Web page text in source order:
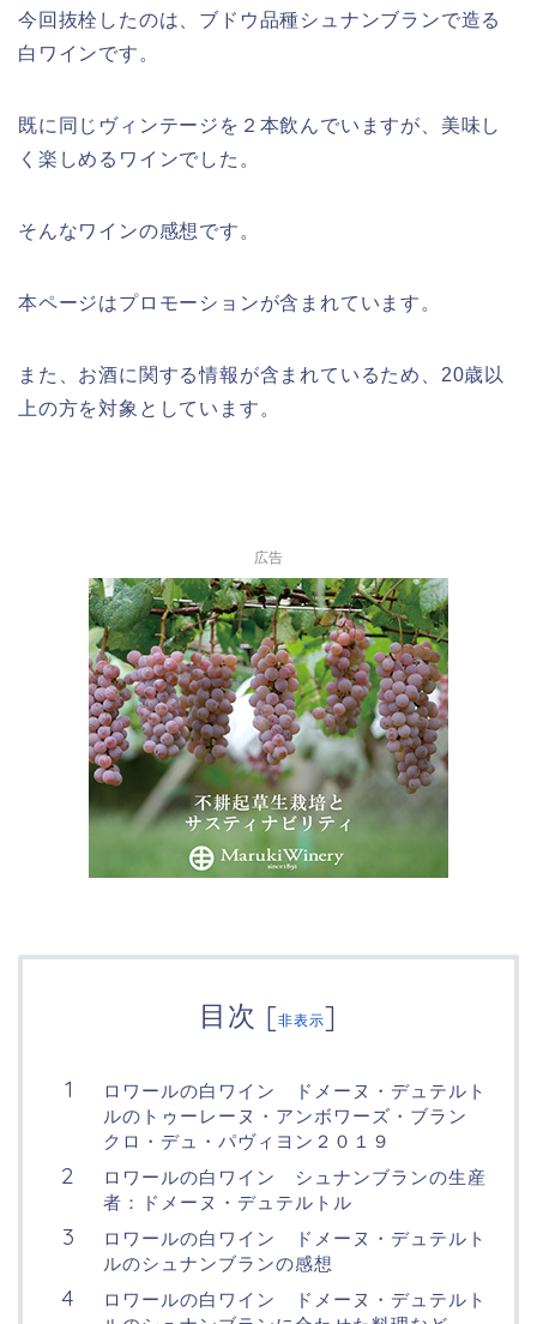
今回抜栓したのは、ブドウ品種シュナンブランで造る
白ワインです。
既に同じヴィンテージを２本飲んでいますが、美味し
く楽しめるワインでした。
そんなワインの感想です。
本ページはプロモーションが含まれてい ます。
また、お酒に関する情報が含まれているため、20歳以
上の方を対象としています。
広告
目次 [非表示]
ロワールの白ワイン ドメーヌ・デュテルト
ルのトゥーレーヌ・アンボワーズ・ブラン
クロ・デュ・パヴィヨン２０１９
ロワールの白ワイン シュナンブランの生産
者：ドメーヌ・デュテルトル
ロワールの白ワイン ドメーヌ・デュテルト
ルのシュナンブランの感想
ロワールの白ワイン ドメーヌ・デュテルト